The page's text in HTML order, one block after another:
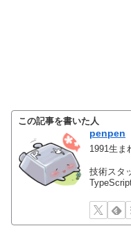
この記事を書いた人
penpen
1991生ま
技術スタ